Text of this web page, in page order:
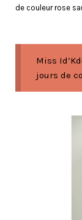
de couleur rose
Miss
jours de